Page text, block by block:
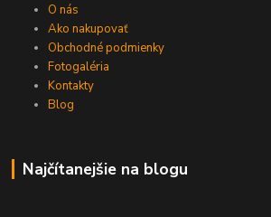
O nás
Ako nakupovať
Obchodné podmienky
Fotogaléria
Kontakty
Blog
Najčítanejšie na blogu